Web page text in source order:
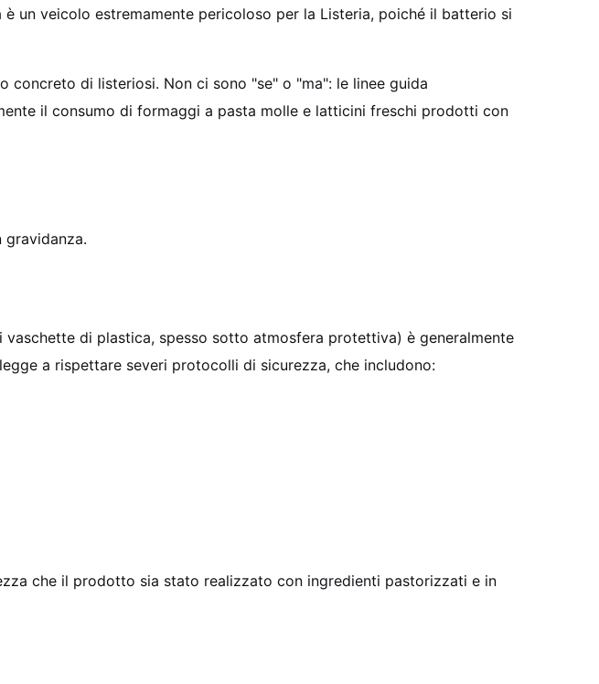
è un veicolo estremamente pericoloso per la Listeria, poiché il batterio si
concreto di listeriosi. Non ci sono "se" o "ma": le linee guida
il consumo di formaggi a pasta molle e latticini freschi prodotti con
di plastica, spesso sotto atmosfera protettiva) è generalmente
a rispettare severi protocolli di sicurezza, che includono:
che il prodotto sia stato realizzato con ingredienti pastorizzati e in